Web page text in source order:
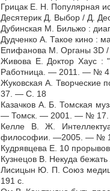
Грицак Е. Н. Популярная
Десятерик Д. Выбор / Д.
Дубинская М. Бильжо :
Дудченко А. Такое кино :
Епифанова М. Органы
Живова Е. Доктор Хаус :
Работница. — 2011. — №
Жуковская А.
37. — С. 18
Казачков А. Б. Томская
— Томск. — 2001. — № 17.
Келле В. Ж.
философии. —2005. — №
Кудрявцева Е. 10
Кузнецов В. Некуда
Лисицын Ю. П. Союз
191 с.